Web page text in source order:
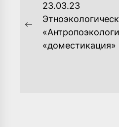
НАВИГАЦИЯ
ПО
ЗАПИСЯМ
Previous
post:
23.03.23
«доместикация»